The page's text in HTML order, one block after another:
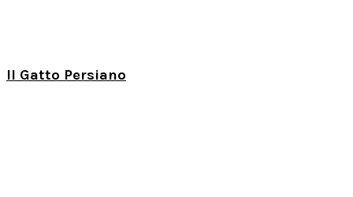
Il Gatto Persiano